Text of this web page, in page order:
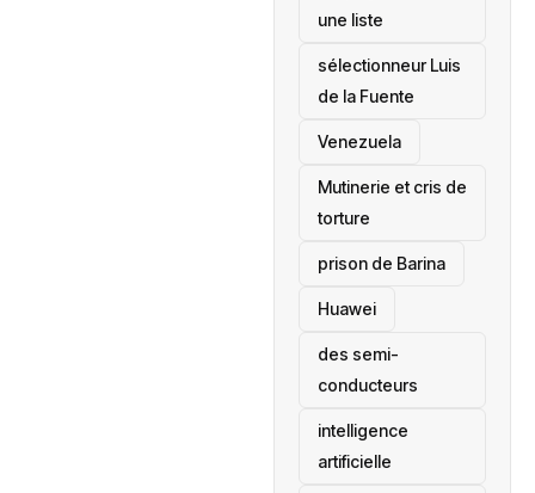
une liste
sélectionneur Luis
de la Fuente
‎Venezuela
Mutinerie et cris de
torture
prison de Barina
Huawei
des semi-
conducteurs
intelligence
artificielle